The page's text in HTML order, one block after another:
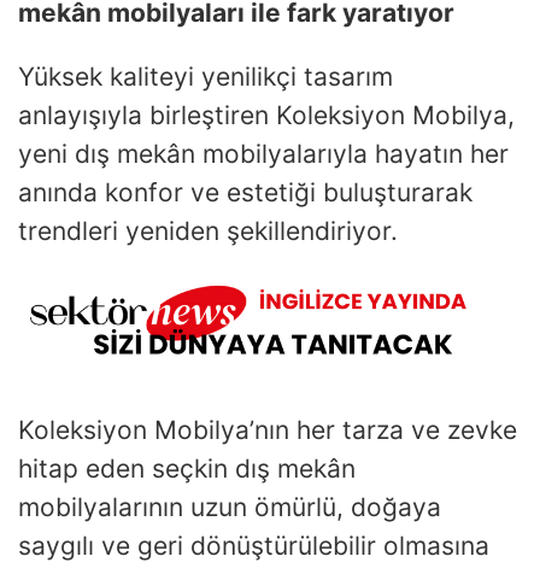
mekân mobilyaları ile fark yaratıyor
Yüksek kaliteyi yenilikçi tasarım
anlayışıyla birleştiren Koleksiyon Mobilya,
yeni dış mekân mobilyalarıyla hayatın her
anında konfor ve estetiği buluşturarak
trendleri yeniden şekillendiriyor.
Koleksiyon Mobilya’nın her tarza ve zevke
hitap eden seçkin dış mekân
mobilyalarının uzun ömürlü, doğaya
saygılı ve geri dönüştürülebilir olmasına